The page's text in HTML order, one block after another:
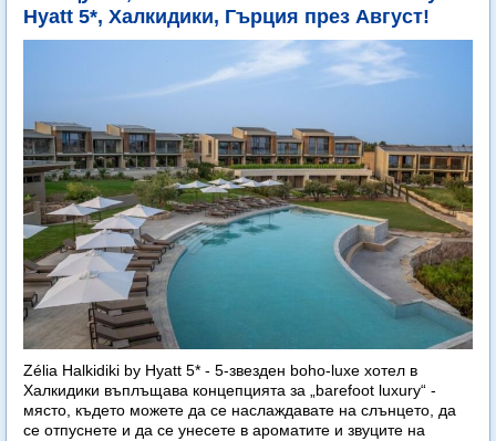
Hyatt 5*, Халкидики, Гърция през Август!
Zélia Halkidiki by Hyatt 5* - 5-звезден boho-luxe хотел в
Халкидики въплъщава концепцията за „barefoot luxury“ -
място, където можете да се наслаждавате на слънцето, да
се отпуснете и да се унесете в ароматите и звуците на